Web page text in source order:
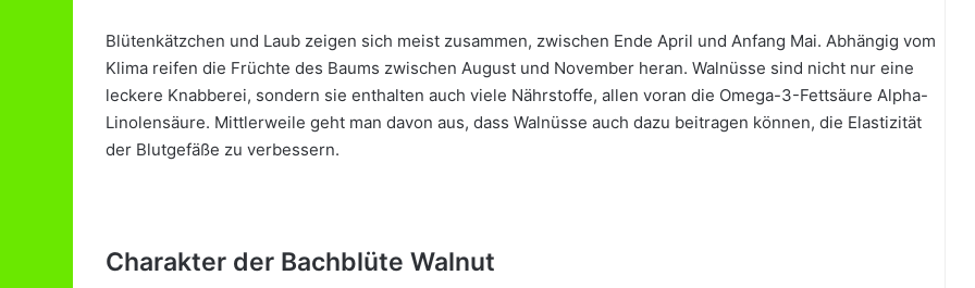
Blütenkätzchen und Laub zeigen sich meist zusammen, zwischen Ende April und Anfang Mai. Abhängig vom
Klima reifen die Früchte des Baums zwischen August und November heran. Walnüsse sind nicht nur eine
leckere Knabberei, sondern sie enthalten auch viele Nährstoffe, allen voran die Omega-3-Fettsäure Alpha-
Linolensäure. Mittlerweile geht man davon aus, dass Walnüsse auch dazu beitragen können, die Elastizität
der Blutgefäße zu verbessern.
Charakter der Bachblüte Walnut
i
L
e
r
s
i
e
e
r
a
p